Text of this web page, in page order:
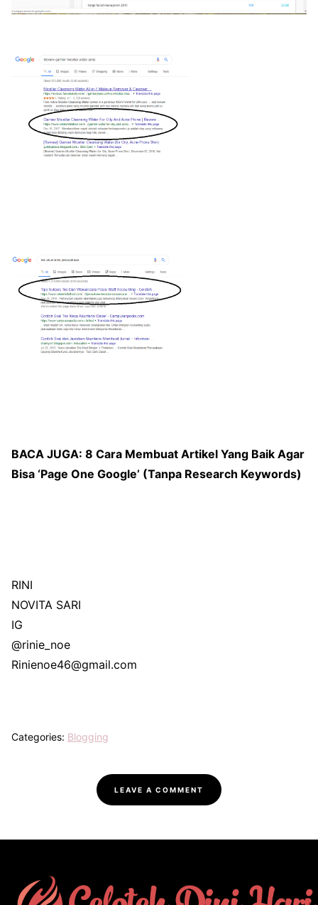
BACA JUGA: 8 Cara Membuat Artikel Yang Baik Agar
Bisa ‘Page One Google’ (Tanpa Research Keywords)
RINI
NOVITA SARI
IG
@rinie_noe
Rinienoe46@gmail.com
Categories: Blogging
LEAVE A COMMENT